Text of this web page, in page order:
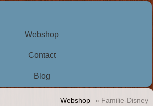
Webshop
Contact
Blog
Webshop » Familie-Disney